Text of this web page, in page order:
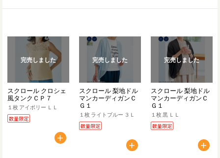
完売しました
スクロール クロシェ
風タンクＣＰ７
１枚 アイボリー ＬＬ
数量限定
完売しました
スクロール 梨地ドル
マンカーディガンＣ
Ｇ１
１枚 ライトブルー ３Ｌ
数量限定
完売しました
スクロール 梨地ドル
マンカーディガンＣ
Ｇ１
１枚 黒 ＬＬ
数量限定